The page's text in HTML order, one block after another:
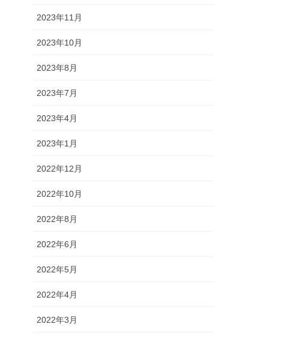
2023年11月
2023年10月
2023年8月
2023年7月
2023年4月
2023年1月
2022年12月
2022年10月
2022年8月
2022年6月
2022年5月
2022年4月
2022年3月